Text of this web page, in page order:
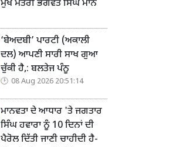
ਮੁੱਖ ਮੰਤਰੀ ਭਗਵੰਤ ਸਿੰਘ ਮਾਨ
‘ਬੇਅਦਬੀ’ ਪਾਰਟੀ (ਅਕਾਲੀ
ਦਲ) ਆਪਣੀ ਸਾਰੀ ਸਾਖ ਗੁਆ
ਚੁੱਕੀ ਹੈ,: ਬਲਤੇਜ ਪੰਨੂ
08 Aug 2026 20:51:14
ਮਾਨਵਤਾ ਦੇ ਆਧਾਰ 'ਤੇ ਜਗਤਾਰ
ਸਿੰਘ ਹਵਾਰਾ ਨੂੰ 10 ਦਿਨਾਂ ਦੀ
ਪੈਰੋਲ ਦਿੱਤੀ ਜਾਣੀ ਚਾਹੀਦੀ ਹੈ-